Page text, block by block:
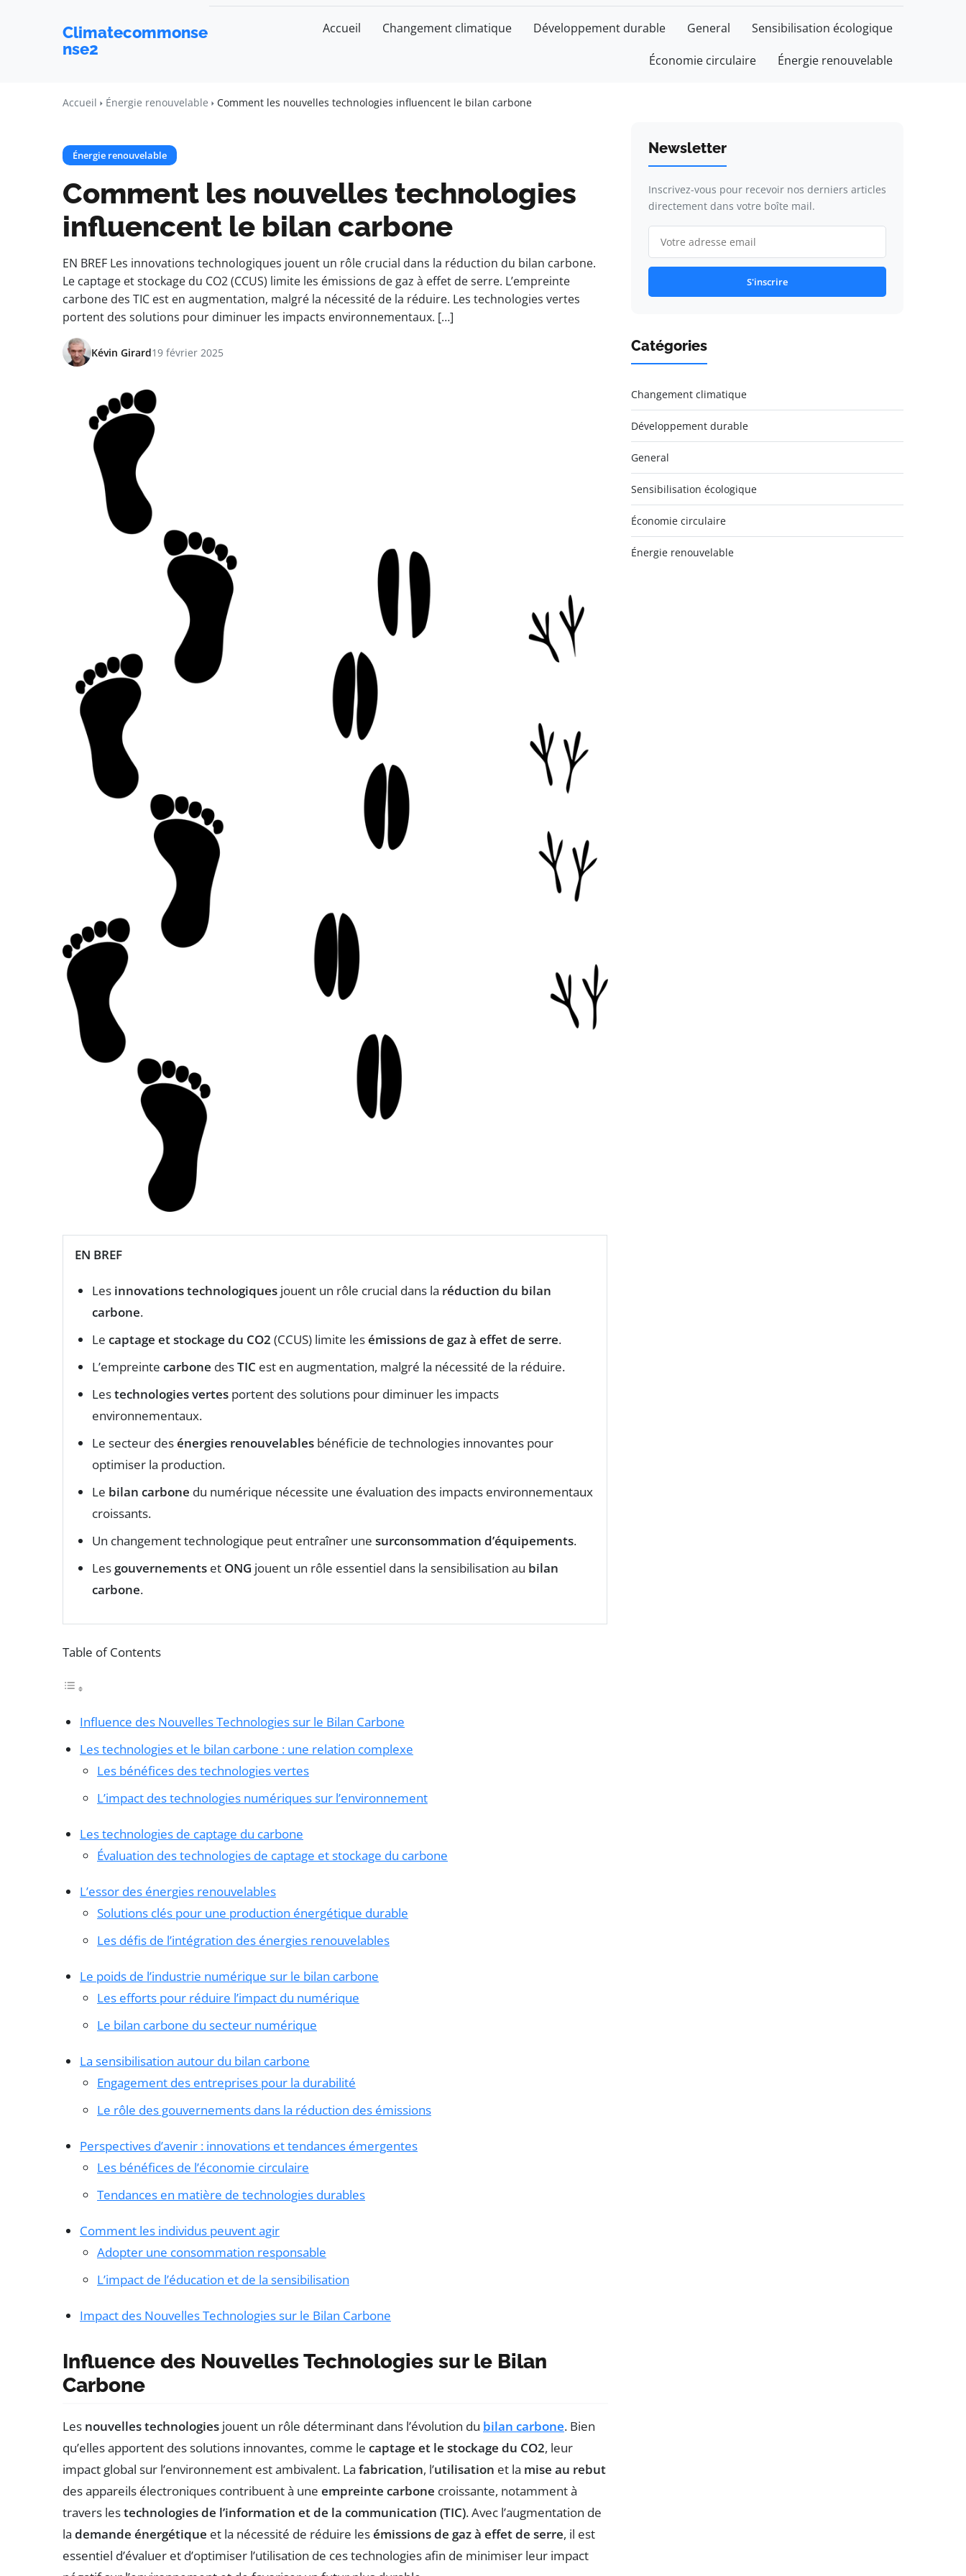
Climatecommonse
nse2
Accueil Changement climatique Développement durable General Sensibilisation écologique
Économie circulaire Énergie renouvelable
Accueil Énergie renouvelable Comment les nouvelles technologies influencent le bilan carbone
Énergie renouvelable
Comment les nouvelles technologies
influencent le bilan carbone
EN BREF Les innovations technologiques jouent un rôle crucial dans la réduction du bilan carbone.
Le captage et stockage du CO2 (CCUS) limite les émissions de gaz à effet de serre. L’empreinte
carbone des TIC est en augmentation, malgré la nécessité de la réduire. Les technologies vertes
portent des solutions pour diminuer les impacts environnementaux. […]
Kévin Girard19 février 2025
EN BREF
Les innovations technologiques jouent un rôle crucial dans la réduction du bilan
carbone.
Le captage et stockage du CO2 (CCUS) limite lesémissions de gaz à effet de serre.
L’empreinte carbone desTIC est en augmentation, malgré la nécessité de la réduire.
Lestechnologies vertes portent des solutions pour diminuer les impacts
environnementaux.
Le secteur desénergies renouvelables bénéficie de technologies innovantes pour
optimiser la production.
Le bilan carbone du numérique nécessite une évaluation des impacts environnementaux
croissants.
Un changement technologique peut entraîner une surconsommation d’équipements.
Les gouvernements et ONG jouent un rôle essentiel dans la sensibilisation au bilan
carbone.
Table of Contents
Influence des Nouvelles Technologies sur le Bilan Carbone
Les technologies et le bilan carbone : une relation complexe
Les bénéfices des technologies vertes
L’impact des technologies numériques sur l’environnement
Les technologies de captage du carbone
Évaluation des technologies de captage et stockage du carbone
L’essor des énergies renouvelables
Solutions clés pour une production énergétique durable
Les défis de l’intégration des énergies renouvelables
Le poids de l’industrie numérique sur le bilan carbone
Les efforts pour réduire l’impact du numérique
Le bilan carbone du secteur numérique
La sensibilisation autour du bilan carbone
Engagement des entreprises pour la durabilité
Le rôle des gouvernements dans la réduction des émissions
Perspectives d’avenir : innovations et tendances émergentes
Les bénéfices de l’économie circulaire
Tendances en matière de technologies durables
Comment les individus peuvent agir
Adopter une consommation responsable
L’impact de l’éducation et de la sensibilisation
Impact des Nouvelles Technologies sur le Bilan Carbone
Influence des Nouvelles Technologies sur le Bilan
Carbone
Les nouvelles technologies jouent un rôle déterminant dans l’évolution du bilan carbone. Bien
qu’elles apportent des solutions innovantes, comme le captage et le stockage du CO2, leur
impact global sur l’environnement est ambivalent. La fabrication, l’utilisation et la mise au rebut
des appareils électroniques contribuent à une empreinte carbone croissante, notamment à
travers lestechnologies de l’information et de la communication (TIC). Avec l’augmentation de
la demande énergétique et la nécessité de réduire lesémissions de gaz à effet de serre, il est
essentiel d’évaluer et d’optimiser l’utilisation de ces technologies afin de minimiser leur impact
Newsletter
Inscrivez-vous pour recevoir nos derniers articles
directement dans votre boîte mail.
S'inscrire
Catégories
Changement climatique
Développement durable
General
Sensibilisation écologique
Économie circulaire
Énergie renouvelable